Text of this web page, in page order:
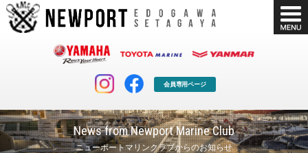
会員専用ページ
News from Newport Marine Club
ニューポートマリンクラブからのお知らせ